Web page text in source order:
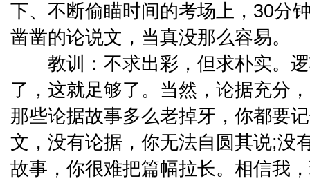
下、不断偷瞄时间的考场上，30分
凿凿的论说文，当真没那么容易。
教训：不求出彩，但求朴实。逻
了，这就足够了。当然，论据充分
那些论据故事多么老掉牙，你都要
文，没有论据，你无法自圆其说;没
故事，你很难把篇幅拉长。相信我